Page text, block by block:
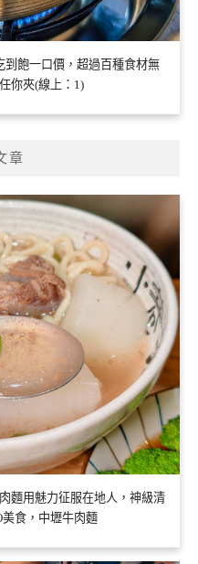
到飽一口價，超過百種食材無
你夾(線上：1)
章
麵用魅力征服在地人，神級清
美食，中壢牛肉麵